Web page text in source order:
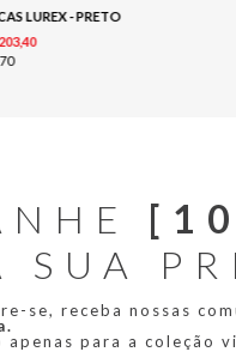
LUREX - PRETO
203,40
70
SUA
se, receba nossas
apenas para a coleção